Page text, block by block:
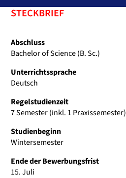
STECKBRIEF
Abschluss
Bachelor of Science (B. Sc.)
Unterrichtssprache
Deutsch
Regelstudienzeit
7 Semester (inkl. 1 Praxissemester)
Studienbeginn
Wintersemester
Ende der Bewerbungsfrist
15. Juli